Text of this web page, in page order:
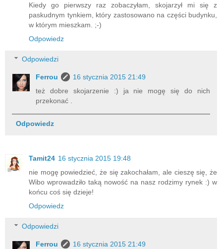
Kiedy go pierwszy raz zobaczyłam, skojarzył mi się z
paskudnym tynkiem, który zastosowano na części budynku,
w którym mieszkam. ;-)
Odpowiedz
Odpowiedzi
Ferrou
16 stycznia 2015 21:49
też dobre skojarzenie :) ja nie mogę się do nich
przekonać .
Odpowiedz
Tamit24 16 stycznia 2015 19:48
nie mogę powiedzieć, że się zakochałam, ale cieszę się, że
Wibo wprowadziło taką nowość na nasz rodzimy rynek :) w
końcu coś się dzieje!
Odpowiedz
Odpowiedzi
Ferrou
16 stycznia 2015 21:49